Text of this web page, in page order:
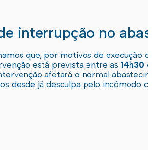
interrupção no
que, por motivos de execução
está prevista entre as 14h30
afetará o normal
desde já desculpa pelo incómodo